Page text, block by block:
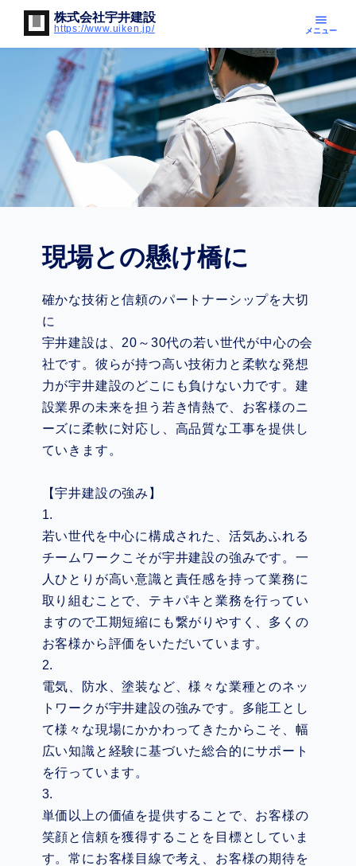
株式会社宇井建設
https://www.uiken.jp/
menu
メニュー
現場との懸け橋に
確かな技術と信頼のパートナーシップを大切
に
宇井建設は、20～30代の若い世代が中心の会
社です。彼らが持つ高い技術力と柔軟な発想
力が宇井建設のどこにも負けない力です。建
設業界の未来を担う若き情熱で、お客様のニ
ーズに柔軟に対応し、高品質な工事を提供し
ていきます。
【宇井建設の強み】
1.
若い世代を中心に構成された、活気あふれる
チームワークこそが宇井建設の強みです。一
人ひとりが高い意識と責任感を持って業務に
取り組むことで、テキパキと業務を行ってい
ますので工期短縮にも繋がりやすく、多くの
お客様から評価をいただいています。
2.
電気、防水、塗装など、様々な業種とのネッ
トワークが宇井建設の強みです。多能工とし
て様々な現場にかかわってきたからこそ、幅
広い知識と経験に基づいた総合的にサポート
を行っています。
3.
単価以上の価値を提供することで、お客様の
笑顔と信頼を獲得することを目標としていま
す。常にお客様目線で考え、お客様の期待を